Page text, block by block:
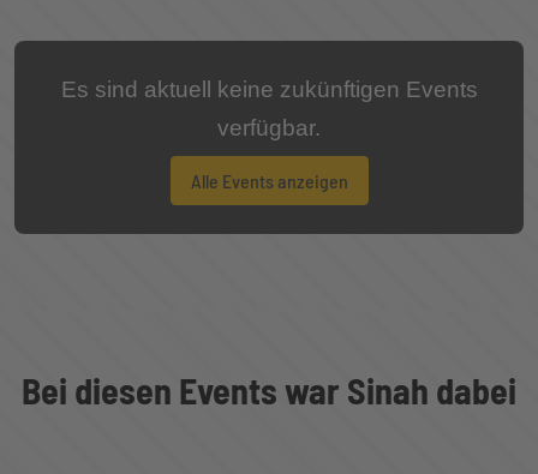
Es sind aktuell keine zukünftigen Events
verfügbar.
Alle Events anzeigen
Bei diesen Events war Sinah dabei